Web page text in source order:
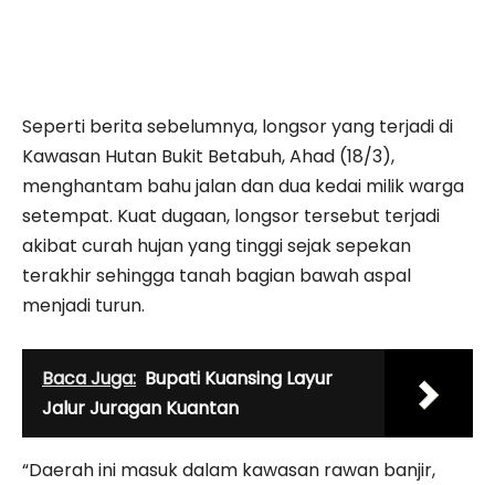
Seperti berita sebelumnya, longsor yang terjadi di
Kawasan Hutan Bukit Betabuh, Ahad (18/3),
menghantam bahu jalan dan dua kedai milik warga
setempat. Kuat dugaan, longsor tersebut terjadi
akibat curah hujan yang tinggi sejak sepekan
terakhir sehingga tanah bagian bawah aspal
menjadi turun.
Baca Juga: Bupati Kuansing Layur
Jalur Juragan Kuantan
“Daerah ini masuk dalam kawasan rawan banjir,